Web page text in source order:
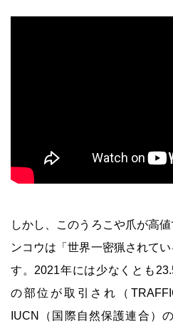
しかし、このうろこや爪が高
ンコウは「世界一密猟されて
す。2021年には少なくとも
の部位が取引され（
IUCN（国際自然保護連合）